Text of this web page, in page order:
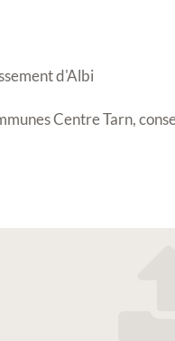
d'Albi
Centre Tarn,